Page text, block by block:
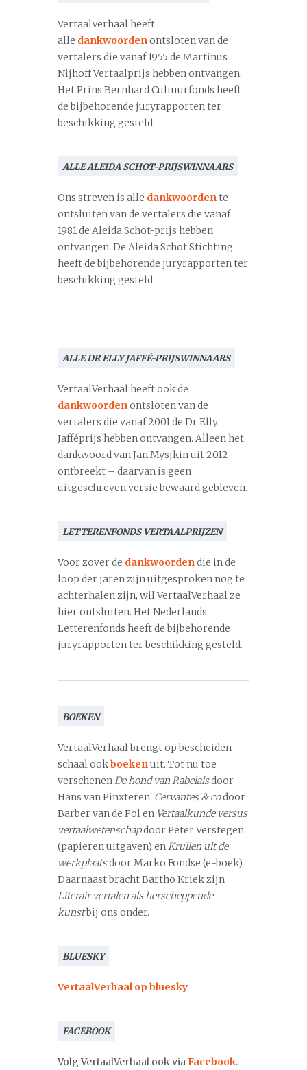
VertaalVerhaal heeft
alle dankwoordenontsloten van de
vertalers die vanaf 1955 de Martinus
Nijhoff Vertaalprijs hebben ontvangen.
Het Prins Bernhard Cultuurfonds heeft
de bijbehorende juryrapporten ter
beschikking gesteld.
ALLE ALEIDA SCHOT-PRIJSWINNAARS
Ons streven is alle dankwoordente
ontsluiten van de vertalers die vanaf
1981 de Aleida Schot-prijs hebben
ontvangen. De Aleida Schot Stichting
heeft de bijbehorende juryrapporten ter
beschikking gesteld.
ALLE DR ELLY JAFFÉ-PRIJSWINNAARS
VertaalVerhaal heeft ook de
dankwoordenontsloten van de
vertalers die vanaf 2001 de Dr Elly
Jafféprijs hebben ontvangen. Alleen het
dankwoord van Jan Mysjkin uit 2012
ontbreekt – daarvan is geen
uitgeschreven versie bewaard gebleven.
LETTERENFONDS VERTAALPRIJZEN
Voor zover de dankwoordendie in de
loop der jaren zijn uitgesproken nog te
achterhalen zijn, wil VertaalVerhaal ze
hier ontsluiten. Het Nederlands
Letterenfonds heeft de bijbehorende
juryrapporten ter beschikking gesteld.
BOEKEN
VertaalVerhaal brengt op bescheiden
schaal ookboekenuit. Tot nu toe
verschenenDe hond van Rabelaisdoor
Hans van Pinxteren, Cervantes & codoor
Barber van de Pol en Vertaalkunde versus
vertaalwetenschapdoor Peter Verstegen
(papieren uitgaven) enKrullen uit de
werkplaatsdoor Marko Fondse (e-boek).
Daarnaast bracht Bartho Kriek zijn
Literair vertalen als herscheppende
kunstbij ons onder.
BLUESKY
VertaalVerhaal op bluesky
FACEBOOK
Volg VertaalVerhaal ook viaFacebook.